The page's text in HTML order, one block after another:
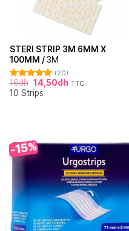
STERI STRIP 3M 6MM X
100MM /3M
Note
4.95
sur 5
(20)
16dh 14,50dh TTC
10 Strips
-15%